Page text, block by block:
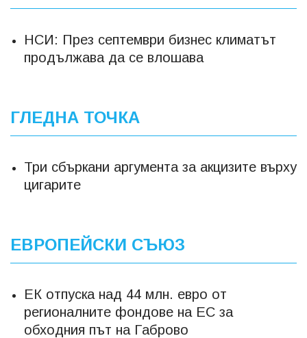
НСИ: През септември бизнес климатът
продължава да се влошава
ГЛЕДНА ТОЧКА
Три сбъркани аргумента за акцизите върху
цигарите
ЕВРОПЕЙСКИ СЪЮЗ
ЕК отпуска над 44 млн. евро от
регионалните фондове на ЕС за
обходния път на Габрово